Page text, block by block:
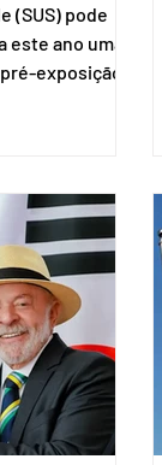
(SUS) pode
ano uma
exposição
dois meses. O
encaminhado
Comissão
de Novas
na semana
colegiado